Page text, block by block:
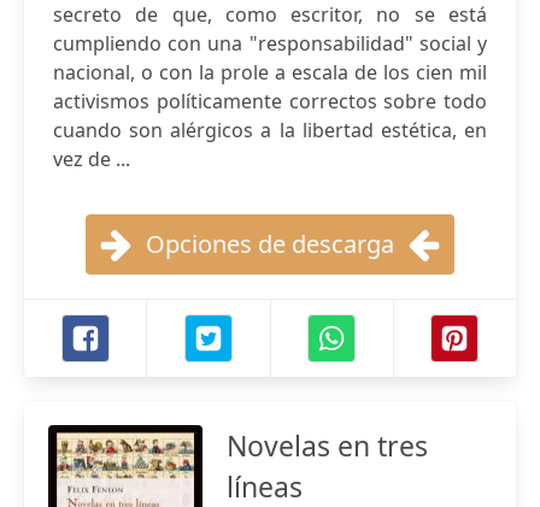
secreto de que, como escritor, no se está
cumpliendo con una "responsabilidad" social y
nacional, o con la prole a escala de los cien mil
activismos políticamente correctos sobre todo
cuando son alérgicos a la libertad estética, en
vez de ...
Opciones de descarga
Novelas en tres
líneas